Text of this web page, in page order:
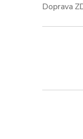
Doprava